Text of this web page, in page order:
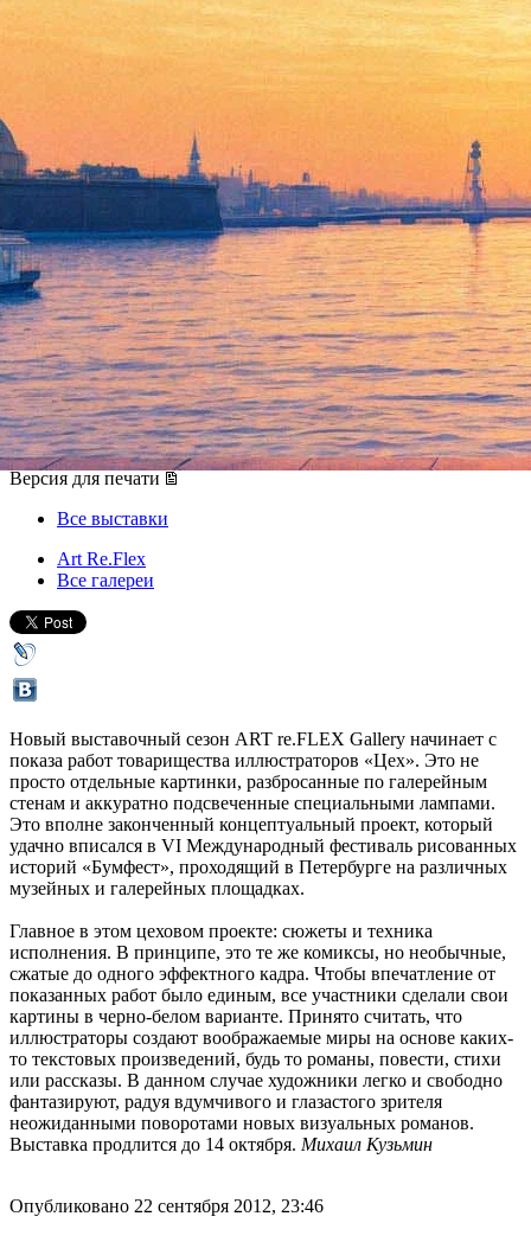
Выставка художников-
иллюстраторов
товарищества «Цех»
22 сентября 2012, суббота-14 октября 2012, воскресенье
Версия для печати
Все выставки
Art Re.Flex
Все галереи
Новый выставочный сезон ART re.FLEX Gallery начинает с
показа работ товарищества иллюстраторов «Цех». Это не
просто отдельные картинки, разбросанные по галерейным
стенам и аккуратно подсвеченные специальными лампами.
Это вполне законченный концептуальный проект, который
удачно вписался в VI Международный фестиваль рисованных
историй «Бумфест», проходящий в Петербурге на различных
музейных и галерейных площадках.
Главное в этом цеховом проекте: сюжеты и техника
исполнения. В принципе, это те же комиксы, но необычные,
сжатые до одного эффектного кадра. Чтобы впечатление от
показанных работ было единым, все участники сделали свои
картины в черно-белом варианте. Принято считать, что
иллюстраторы создают воображаемые миры на основе каких-
то текстовых произведений, будь то романы, повести, стихи
или рассказы. В данном случае художники легко и свободно
фантазируют, радуя вдумчивого и глазастого зрителя
неожиданными поворотами новых визуальных романов.
Выставка продлится до 14 октября. Михаил Кузьмин
Опубликовано 22 сентября 2012, 23:46